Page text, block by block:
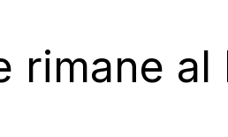
rimane al